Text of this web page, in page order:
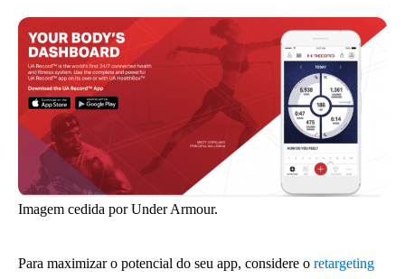
Imagem cedida por Under Armour.
Para maximizar o potencial do seu app, considere o retargeting